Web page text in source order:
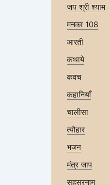
जय श्री श्याम
मनका 108
आरती
कथाये
कवच
कहानियाँ
चालीसा
त्यौहार
भजन
मंत्र जाप
सहस्रनाम